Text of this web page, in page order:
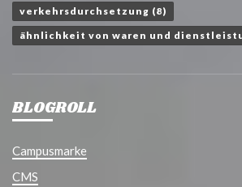
verkehrsdurchsetzung (8)
ähnlichkeit von waren und
BLOGROLL
Campusmarke
CMS